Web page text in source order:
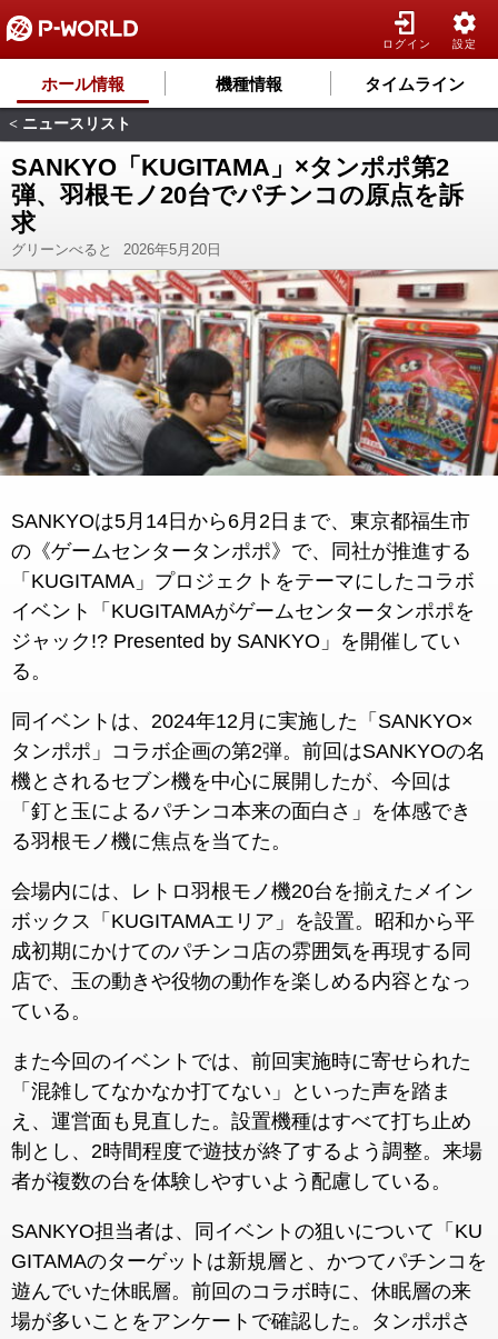
ログイン 設定
ホール情報 機種情報 タイムライン
< ニュースリスト
SANKYO「KUGITAMA」×タンポポ第2
弾、羽根モノ20台でパチンコの原点を訴
求
グリーンべると 2026年5月20日
SANKYOは5月14日から6月2日まで、東京都福生市
の《ゲームセンタータンポポ》で、同社が推進する
「KUGITAMA」プロジェクトをテーマにしたコラボ
イベント「KUGITAMAがゲームセンタータンポポを
ジャック!? Presented by SANKYO」を開催してい
る。
同イベントは、2024年12月に実施した「SANKYO×
タンポポ」コラボ企画の第2弾。前回はSANKYOの名
機とされるセブン機を中心に展開したが、今回は
「釘と玉によるパチンコ本来の面白さ」を体感でき
る羽根モノ機に焦点を当てた。
会場内には、レトロ羽根モノ機20台を揃えたメイン
ボックス「KUGITAMAエリア」を設置。昭和から平
成初期にかけてのパチンコ店の雰囲気を再現する同
店で、玉の動きや役物の動作を楽しめる内容となっ
ている。
また今回のイベントでは、前回実施時に寄せられた
「混雑してなかなか打てない」といった声を踏ま
え、運営面も見直した。設置機種はすべて打ち止め
制とし、2時間程度で遊技が終了するよう調整。来場
者が複数の台を体験しやすいよう配慮している。
SANKYO担当者は、同イベントの狙いについて「KU
GITAMAのターゲットは新規層と、かつてパチンコを
遊んでいた休眠層。前回のコラボ時に、休眠層の来
場が多いことをアンケートで確認した。タンポポさ